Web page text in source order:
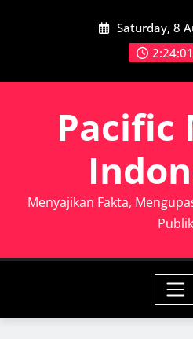
Saturday, 8
Pacific
Menyajikan Fakta,
Publik